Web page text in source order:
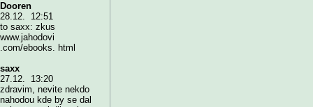
Dooren
28.12. 12:51
to saxx: zkus
www.jahodovi
.com/ebooks. html
saxx
27.12. 13:20
zdravim, nevite nekdo
nahodou kde by se dal